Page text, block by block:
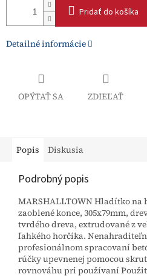
Pridať do košíka
Detailné informácie
OPÝTAŤ SA ZDIEĽAŤ
Popis Diskusia
Podrobný popis
MARSHALLTOWN Hladítko na
zaoblené konce, 305x79mm,
tvrdého dreva, extrudované z
ľahkého horčíka.
profesionálnom spracovaní
rúčky upevnenej pomocou
rovnováhu pri používaní